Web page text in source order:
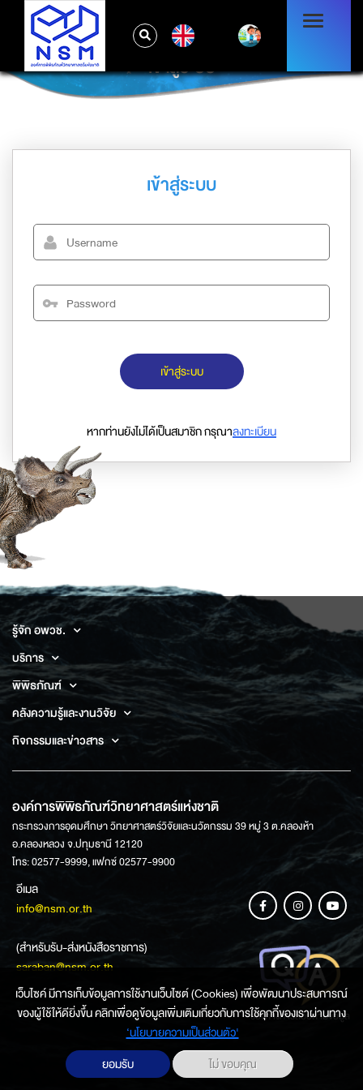
เข้าสู่ระบบ
เข้าสู่ระบบ
เข้าสู่ระบบ
หากท่านยังไม่ได้เป็นสมาชิก กรุณาลงทะเบียน
รู้จัก อพวช.
บริการ
พิพิธภัณฑ์
คลังความรู้และงานวิจัย
กิจกรรมและข่าวสาร
องค์การพิพิธภัณฑ์วิทยาศาสตร์แห่งชาติ
กระทรวงการอุดมศึกษา วิทยาศาสตร์วิจัยและนวัตกรรม 39 หมู่ 3 ต.คลองห้า
อ.คลองหลวง จ.ปทุมธานี 12120
โทร: 02577-9999, แฟกซ์ 02577-9900
อีเมล
info@nsm.or.th
(สำหรับรับ-ส่งหนังสือราชการ)
saraban@nsm.or.th
ช่องทางการสอบถามข้อมูล
เว็บไซค์ มีการเก็บข้อมูลการใช้งานเว็บไซต์ (Cookies) เพื่อพัฒนาประสบการณ์
ของผู้ใช้ให้ดียิ่งขึ้น คลิกเพื่อดูข้อมูลเพิ่มเติมเกี่ยวกับการใช้คุกกี้ของเราผ่านทาง
‘นโยบายความเป็นส่วนตัว'
ยอมรับ
ไม่ ขอบคุณ